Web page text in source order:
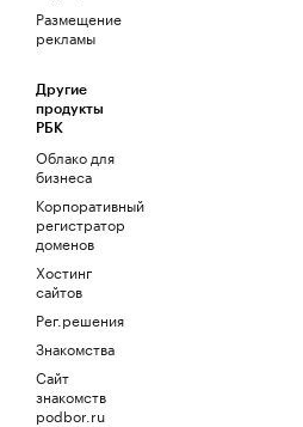
Размещение
рекламы
Другие
продукты
РБК
Облако для
бизнеса
Корпоративный
регистратор
доменов
Хостинг
сайтов
Рег.решения
Знакомства
Сайт
знакомств
podbor.ru